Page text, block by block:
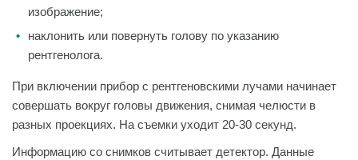
изображение;
наклонить или повернуть голову по указанию
рентгенолога.
При включении прибор с рентгеновскими лучами начинает
совершать вокруг головы движения, снимая челюсти в
разных проекциях. На съемки уходит 20-30 секунд.
Информацию со снимков считывает детектор. Данные